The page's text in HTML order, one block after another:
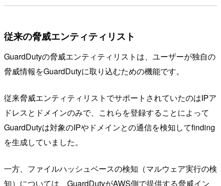
従来の脅威エンティティリスト
GuardDutyの脅威エンティティリストは、ユーザーが独自の
脅威情報をGuardDutyに取り込むための機能です。
従来脅威エンティティリストでサポートされていたのはIPア
ドレスとドメインのみで、これらを登録することによって
GuardDutyは対象のIPやドメインとの通信を検知してfinding
を生成していました。
一方、ファイルハッシュベースの検知（マルウェア実行の検
知）については、GuardDutyがAWS側で提供する脅威イン